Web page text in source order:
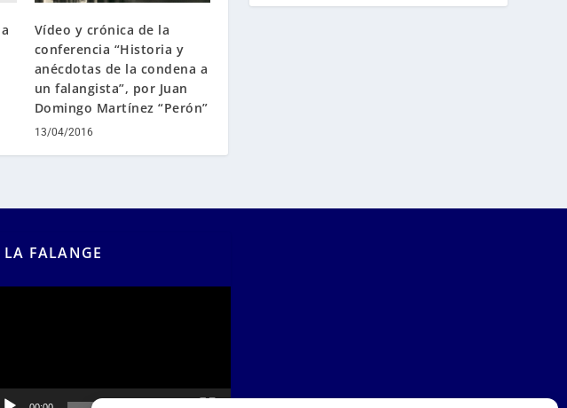
Vídeo y crónica de la
conferencia “Historia y
anécdotas de la condena a
un falangista”, por Juan
Domingo Martínez “Perón”
13/04/2016
LA FALANGE